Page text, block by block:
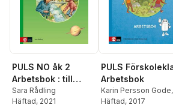
PULS NO åk 2
Arbetsbok : till
andra upplagan
Sara Rådling
Häftad, 2021
PULS
Arbetsbok
Karin Persson Gode,
Hilkka Mikkonen
Häftad, 2017